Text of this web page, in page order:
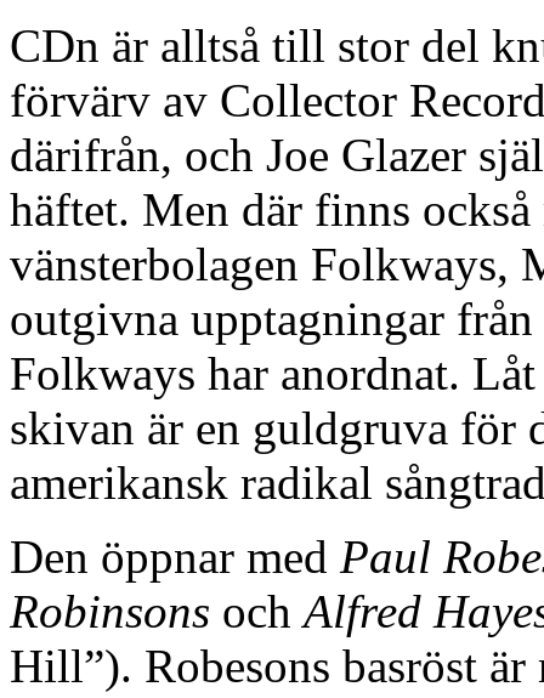
CDn är alltså till stor del
förvärv av Collector
därifrån, och Joe Glazer
häftet. Men där finns
vänsterbolagen Folkways,
outgivna upptagningar
Folkways har anordnat.
skivan är en guldgruva för
amerikansk radikal
Den öppnar med Paul
Robinsons ochAlfred
Hill”). Robesons basröst